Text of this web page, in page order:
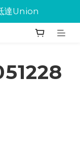
達Union
達Union